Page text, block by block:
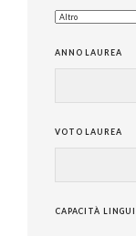
ANNO LAUREA
VOTO LAUREA
CAPACITÀ